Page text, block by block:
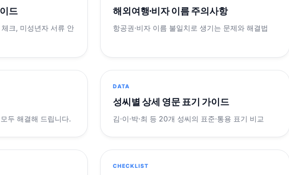
드
크, 미성년자 서류 안
해외여행·비자 이름 주의사항
항공권·비자 이름 불일치로 생기는 문제와 해결법
두 해결해 드립니다.
DATA
성씨별 상세 영문 표기 가이드
김·이·박·최 등 20개 성씨의 표준·통용 표기 비교
CHECKLIST